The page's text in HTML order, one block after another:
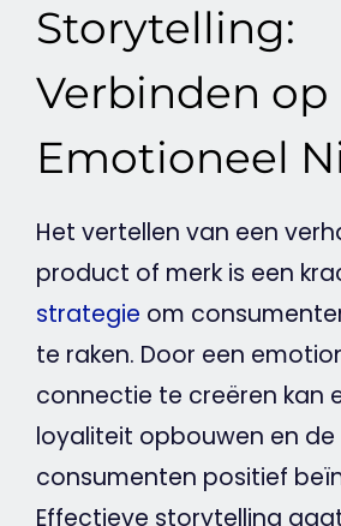
Storytelling:
Verbinden op
Emotioneel
Het vertellen van een
product of merk is een
strategie om
te raken. Door een
connectie te creëren kan
loyaliteit opbouwen en
consumenten positief
Effectieve storytelling